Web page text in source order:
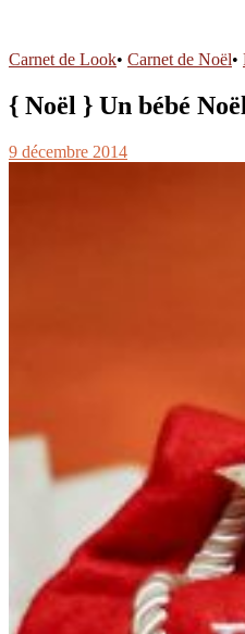
Carnet de Look• Carnet de Noël•
{ Noël } Un bébé Noël
9 décembre 2014